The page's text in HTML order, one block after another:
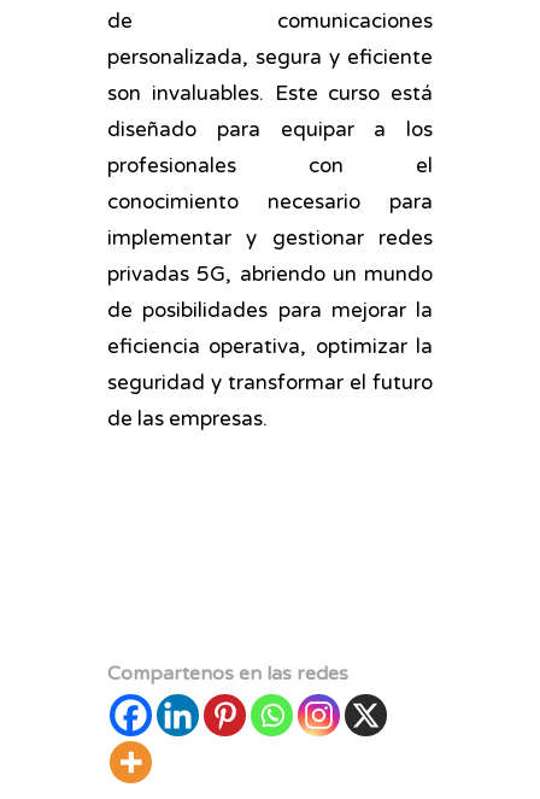
de comunicaciones
personalizada, segura y eficiente
son invaluables. Este curso está
diseñado para equipar a los
profesionales con el
conocimiento necesario para
implementar y gestionar redes
privadas 5G, abriendo un mundo
de posibilidades para mejorar la
eficiencia operativa, optimizar la
seguridad y transformar el futuro
de las empresas.
Compartenos en las redes